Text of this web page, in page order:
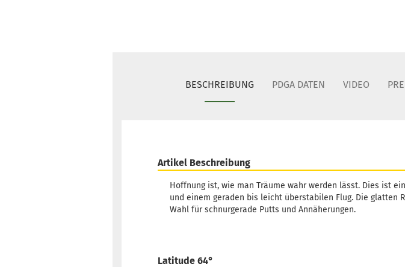
BESCHREIBUNG PDGA DATEN VIDEO
Artikel Beschreibung
Hoffnung ist, wie man Träume wahr werden lässt. Dies ist
und einem geraden bis leicht überstabilen Flug. Die glatten
Wahl für schnurgerade Putts und Annäherungen.
Latitude 64°